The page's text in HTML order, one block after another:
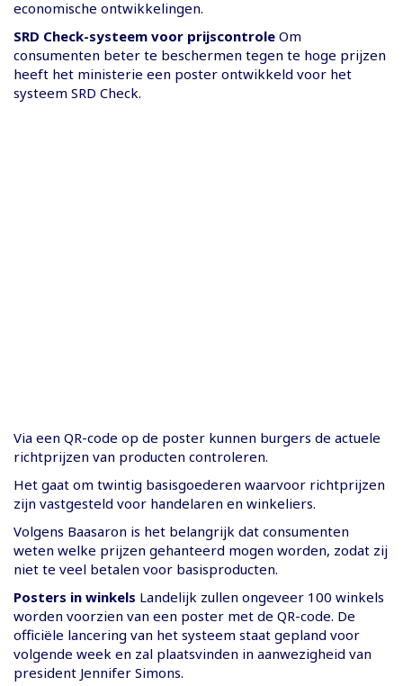
economische ontwikkelingen.
SRD Check-systeem voor prijscontrole Om
consumenten beter te beschermen tegen te hoge prijzen
heeft het ministerie een poster ontwikkeld voor het
systeem SRD Check.
Via een QR-code op de poster kunnen burgers de actuele
richtprijzen van producten controleren.
Het gaat om twintig basisgoederen waarvoor richtprijzen
zijn vastgesteld voor handelaren en winkeliers.
Volgens Baasaron is het belangrijk dat consumenten
weten welke prijzen gehanteerd mogen worden, zodat zij
niet te veel betalen voor basisproducten.
Posters in winkels Landelijk zullen ongeveer 100 winkels
worden voorzien van een poster met de QR-code. De
officiële lancering van het systeem staat gepland voor
volgende week en zal plaatsvinden in aanwezigheid van
president Jennifer Simons.